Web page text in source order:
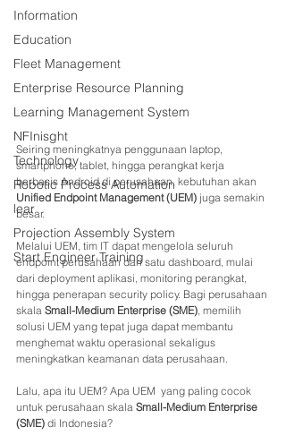
Information
Education
Fleet Management
Enterprise Resource Planning
Learning Management System
NFInisght
Technology
Robotic Process Automation
lear
Projection Assembly System
Start Engineer Training
Seiring meningkatnya penggunaan laptop,
smartphone, tablet, hingga perangkat kerja
berbasis Android di perusahaan, kebutuhan akan
Unified Endpoint Management (UEM) juga semakin
besar.
Melalui UEM, tim IT dapat mengelola seluruh
endpoint perusahaan dari satu dashboard, mulai
dari deployment aplikasi, monitoring perangkat,
hingga penerapan security policy. Bagi perusahaan
skala Small-Medium Enterprise (SME) , memilih
solusi UEM yang tepat juga dapat membantu
menghemat waktu operasional sekaligus
meningkatkan keamanan data perusahaan.
Lalu, apa itu UEM? Apa UEM  yang paling cocok
untuk perusahaan skala Small-Medium Enterprise
(SME) di Indonesia?